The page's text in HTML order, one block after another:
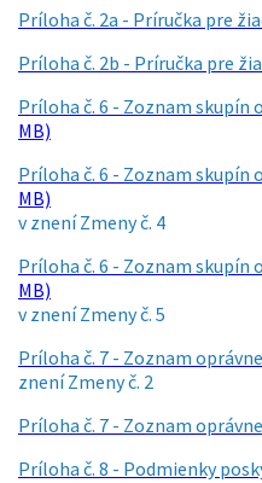
Príloha č. 2a - Príručka pre
Príloha č. 2b - Príručka pre
Príloha č. 6 - Zoznam skupín
MB)
Príloha č. 6 - Zoznam skupín
MB)
v znení Zmeny č. 4
Príloha č. 6 - Zoznam skupín
MB)
v znení Zmeny č. 5
Príloha č. 7 - Zoznam
znení Zmeny č. 2
Príloha č. 7 - Zoznam
Príloha č. 8 - Podmienky